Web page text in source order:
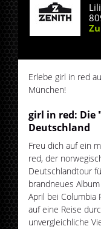
Erlebe girl in red
München!
girl in red: Die
Deutschland
Freu dich auf ein
red, der
Deutschlandtour
brandneues
April bei Columbia
auf eine Reise
unvergleichliche